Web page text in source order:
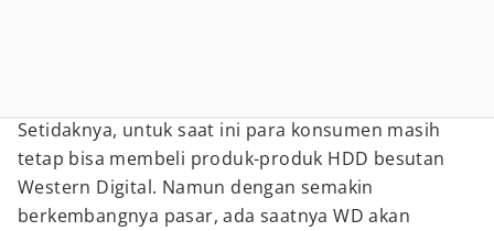
Setidaknya, untuk saat ini para konsumen masih
tetap bisa membeli produk-produk HDD besutan
Western Digital. Namun dengan semakin
berkembangnya pasar, ada saatnya WD akan